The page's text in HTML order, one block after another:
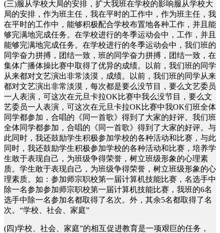
(三)服从学校大局的安排，扩大我班在学校的影响服从学校大
局的安排，作为班主任，我在平时的工作中，作为班主任，我
在平时的工作中，能够积极配合学校布置地各种工作，并且能
够完满地完成任务。在学校进行的冬季运动会中，工作，并且
能够完满地完成任务。在学校进行的冬季运动会中，我们班的
同学奋力拼搏，团结一致，班的同学奋力拼搏，团结一致，在
集体广播体操比赛中取得了优异的成绩。以前，我们班的同学
从来都对文艺演出非常淡漠，成绩。以前，我们班的同学从来
都对文艺演出非常淡漠，每次都是要么没节目，要么文艺委员
一人表演，可这次在元旦卡拉OK比赛中我么没节目，要么文
艺委员一人表演，可这次在元旦卡拉OK比赛中我OK们班全体
同学都参加，合唱的《同一首歌》得到了大家的好评。我们班
全体同学都参加，合唱的《同一首歌》得到了大家的好评。与
此同时，我还鼓励学生积极参加学校的各种活动和比赛，与此
同时，我还鼓励学生积极参加学校的各种活动和比赛，培养学
生敢于表现自己，为班级争得荣誉，树立班级形象的心理素
质。学生敢于表现自己，为班级争得荣誉，树立班级形象的心
理素质。如：参加师宗职校第一届计算机技能比赛，名选手中
除一名参加参加师宗职校第一届计算机技能比赛，我班的6名
选手中除一名参加名都取得了名次。外，其余5名都取得了名
次。“学校、社会、家庭”
(四)学校、社会、家庭”的相互促进教育是一项艰巨的任务，